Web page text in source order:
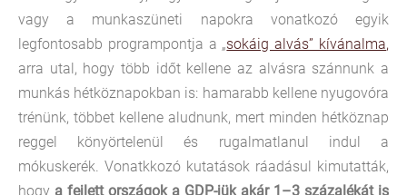
vagy a munkaszüneti napokra vonatkozó egyik
legfontosabb programpontja a „sokáig alvás” kívánalma,
arra utal, hogy több időt kellene az alvásra szánnunk a
munkás hétköznapokban is: hamarabb kellene nyugovóra
trénünk, többet kellene aludnunk, mert minden hétköznap
reggel könyörtelenül és rugalmatlanul indul a
mókuskerék. Vonatkkozó kutatások ráadásul kimutatták,
hogy a fejlett országok a GDP-jük akár 1–3 százalékát is